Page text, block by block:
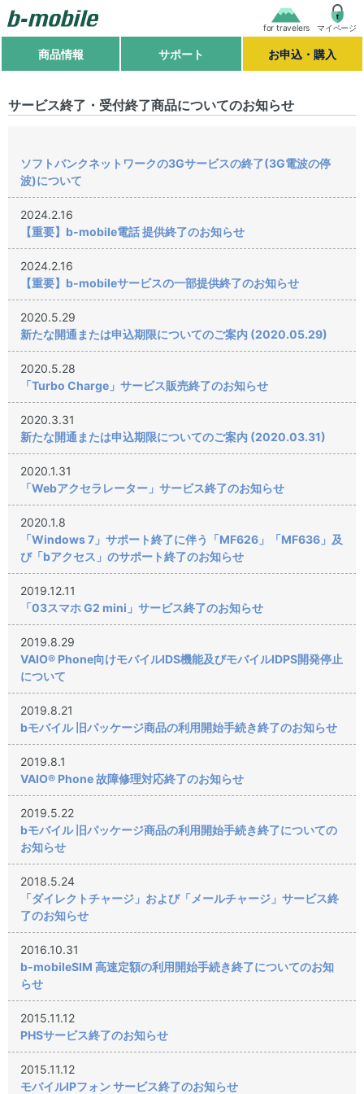
for travelers マイページ
商品情報 サポート お申込・購入
サービス終了・受付終了商品についてのお知らせ
ソフトバンクネットワークの3Gサービスの終了(3G電波の停
波)について
2024.2.16
【重要】b-mobile電話 提供終了のお知らせ
2024.2.16
【重要】b-mobileサービスの一部提供終了のお知らせ
2020.5.29
新たな開通または申込期限についてのご案内 (2020.05.29)
2020.5.28
「Turbo Charge」サービス販売終了のお知らせ
2020.3.31
新たな開通または申込期限についてのご案内 (2020.03.31)
2020.1.31
「Webアクセラレーター」サービス終了のお知らせ
2020.1.8
「Windows 7」サポート終了に伴う「MF626」「MF636」及
び「bアクセス」のサポート終了のお知らせ
2019.12.11
「03スマホ G2 mini」サービス終了のお知らせ
2019.8.29
VAIO® Phone向けモバイルIDS機能及びモバイルIDPS開発停止
について
2019.8.21
bモバイル 旧パッケージ商品の利用開始手続き終了のお知らせ
2019.8.1
VAIO® Phone 故障修理対応終了のお知らせ
2019.5.22
bモバイル 旧パッケージ商品の利用開始手続き終了についての
お知らせ
2018.5.24
「ダイレクトチャージ」および「メールチャージ」サービス終
了のお知らせ
2016.10.31
b-mobileSIM 高速定額の利用開始手続き終了についてのお知
らせ
2015.11.12
PHSサービス終了のお知らせ
2015.11.12
モバイルIPフォン サービス終了のお知らせ